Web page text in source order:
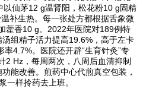
以仙茅12 g温肾阳，松花粉10 g固精
补生热。每一张处方都根据舌象微
藿香10 g。2022年医院对189例特
组精子活力提高19.6%，高于左卡
4.7%。医院还开辟“生育针灸”专
2 Hz，每周两次，八周后血清抑制
能改善。煎药中心代煎真空包装，
一样拎药去上班。